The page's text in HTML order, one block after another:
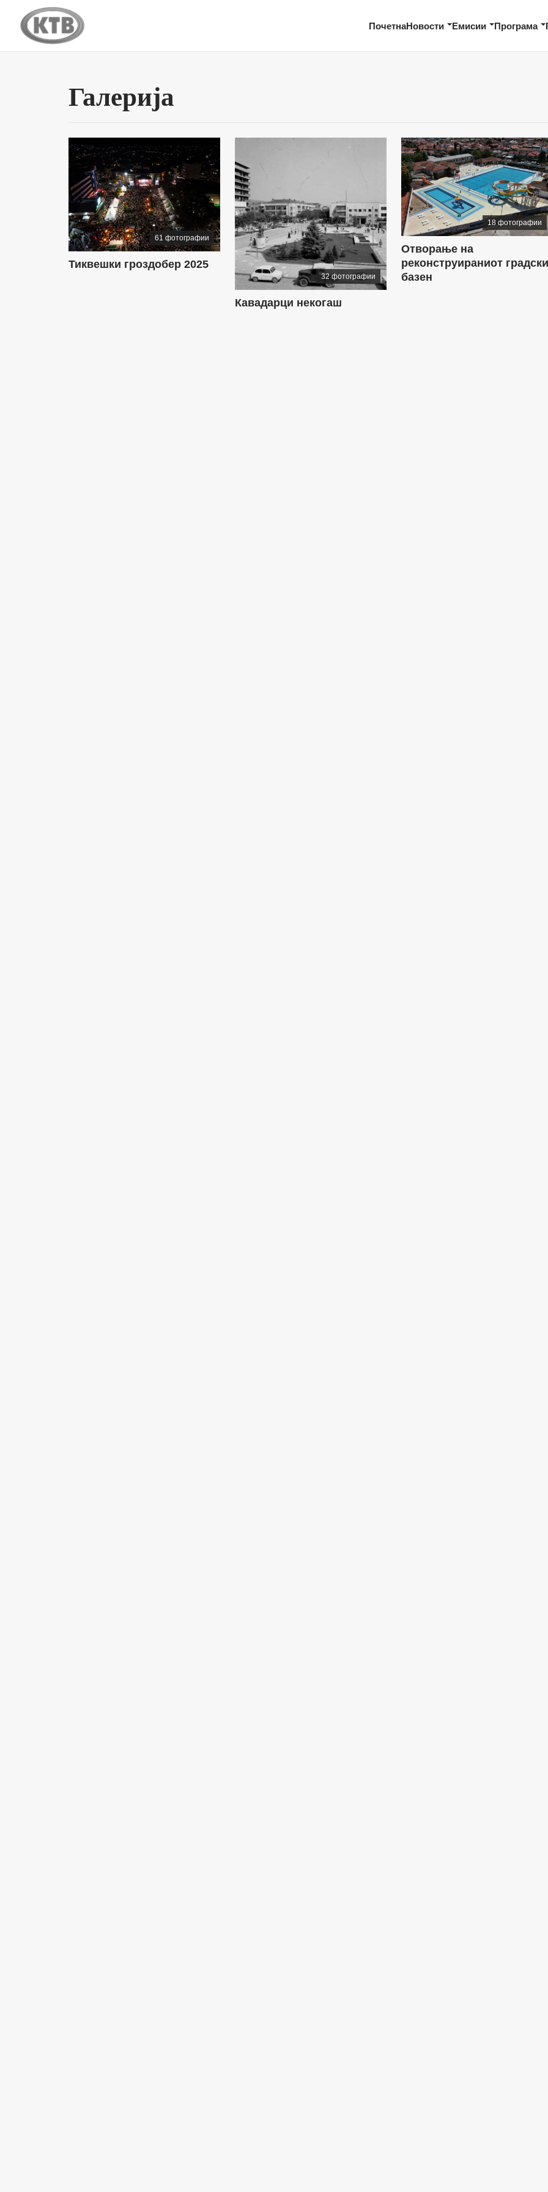
ПочетнаНовости Емисии Програма
Галерија
61 фотографии
Тиквешки гроздобер 2025
32 фотографии
Кавадарци некогаш
18 фотографии
Отворање на
реконструираниот градски
базен